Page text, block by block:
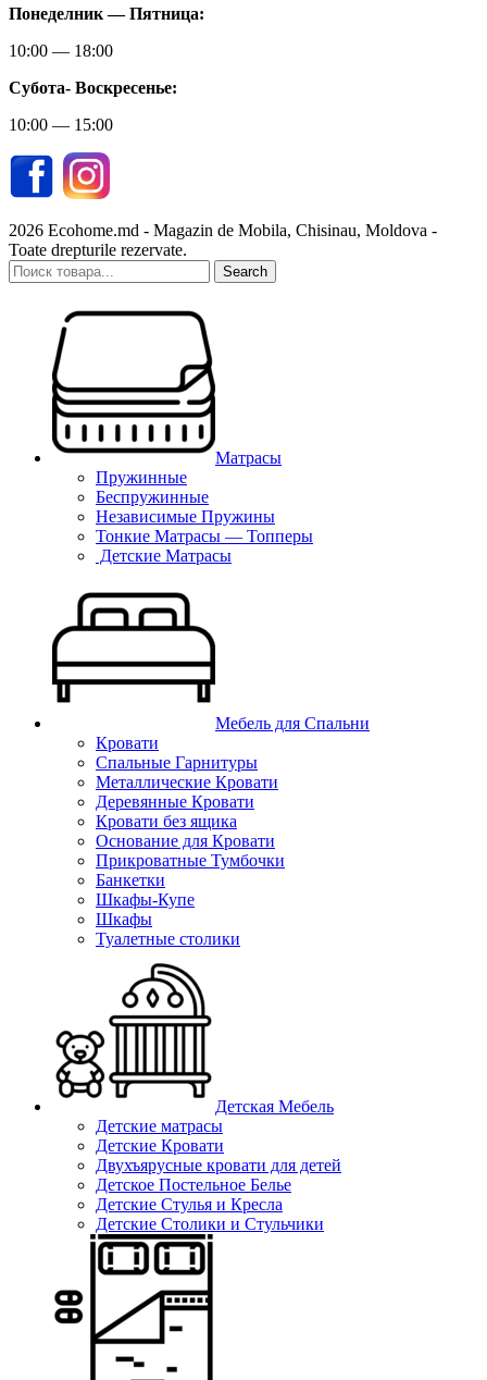
Понеделник — Пятница:
10:00 — 18:00
Субота- Воскресенье:
10:00 — 15:00
2026 Ecohome.md - Magazin de Mobila, Chisinau, Moldova -
Toate drepturile rezervate.
Search
Матрасы
Пружинные
Беспружинные
Независимые Пружины
Тонкие Матрасы — Топперы
Детские Матрасы
Мебель для Спальни
Кровати
Спальные Гарнитуры
Металлические Кровати
Деревянные Кровати
Кровати без ящика
Основание для Кровати
Прикроватные Тумбочки
Банкетки
Шкафы-Купе
Шкафы
Туалетные столики
Детская Мебель
Детские матрасы
Детские Кровати
Двухъярусные кровати для детей
Детское Постельное Белье
Детские Стулья и Кресла
Детские Столики и Стульчики